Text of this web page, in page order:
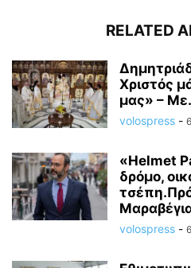
RELATED
Χριστός
μας» –
volospress -
«Helmet
δρόμο,
volospress -